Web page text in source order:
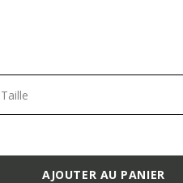
AJOUTER AU PANIER